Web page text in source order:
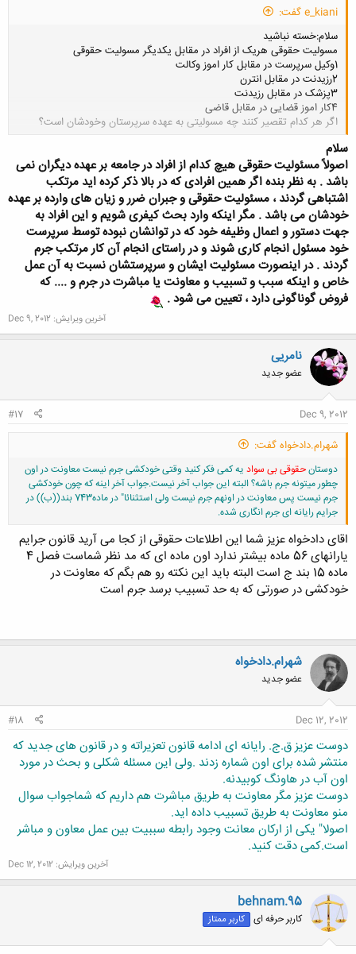
e_kiani گفت:
سلام:خسته نباشید
مسولیت حقوقی هریک از افراد در مقابل یکدیگر مسولیت حقوقی
1وکیل سرپرست در مقابل کار اموز وکالت
2رزیدنت در مقابل انترن
3پزشک در مقابل رزیدنت
4کار اموز قضایی در مقابل قاضی
اگر هر کدام تقصیر کنند چه مسولیتی به عهده سرپرستان وخودشان است؟
سلام
اصولاً مسئولیت حقوقی هیچ کدام از افراد در جامعه بر عهده دیگران نمی
باشد . به نظر بنده اگر همین افرادی که در بالا ذکر کرده اید مرتکب
اشتباهی گردند ، مسئولیت حقوقی و جبران ضرر و زیان های وارده بر عهده
خودشان می باشد . مگر اینکه وارد بحث کیفری شویم و این افراد به
جهت دستور و اعمال وظیفه خود که در توانشان نبوده توسط سرپرست
خود مسئول انجام کاری شوند و در راستای انجام آن کار مرتکب جرم
گردند . در اینصورت مسئولیت ایشان و سرپرستشان نسبت به آن عمل
خاص و اینکه سبب و تسبیب و معاونت یا مباشرت در جرم و .... که
فروض گوناگونی دارد ، تعیین می شود .
آخرین ویرایش: Dec 9, 2012
نامریی
عضو جدید
Dec 9, 2012
#17
شهرام.دادخواه گفت:
دوستانحقوقی بی سواد یه کمی فکر کنید وقتی خودکشی جرم نیست معاونت در اون
چطور میتونه جرم باشه؟ البته این جواب آخر نیست.جواب آخر اینه که چون خودکشی
جرم نیست پس معاونت در اونهم جرم نیست ولی استثنائا" در ماده743 بند((ب)) در
جرایم رایانه ای جرم انگاری شده.
اقای دادخواه عزیز شما این اطلاعات حقوقی از کجا می آرید قانون جرایم
یارانهای 56 ماده بیشتر ندارد اون ماده ای که مد نظر شماست فصل 4
ماده 15 بند ج است البته باید این نکته رو هم بگم که معاونت در
خودکشی در صورتی که به حد تسبیب برسد جرم است
شهرام.دادخواه
عضو جدید
Dec 12, 2012
#18
دوست عزیز ق.ج. رایانه ای ادامه قانون تعزیراته و در قانون های جدید که
منتشر شده برای اون شماره زدند .ولی این مسئله شکلی و بحث در مورد
اون آب در هاونگ کوبیدنه.
دوست عزیز مگر معاونت به طریق مباشرت هم داریم که شماجواب سوال
منو معاونت به طریق تسبیب داده اید.
اصولا" یکی از ارکان معانت وجود رابطه سببیت بین عمل معاون و مباشر
است.کمی دقت کنید.
آخرین ویرایش: Dec 12, 2012
behnam.95
کاربر حرفه ای کاربر ممتاز